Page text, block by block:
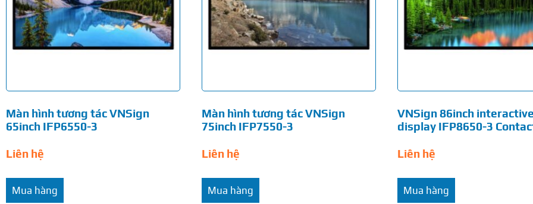
Màn hình tương tác VNSign
65inch IFP6550-3
Liên hệ
Mua hàng
Màn hình tương tác VNSign
75inch IFP7550-3
Liên hệ
Mua hàng
VNSign 86inch
display IFP8650-3
Liên hệ
Mua hàng